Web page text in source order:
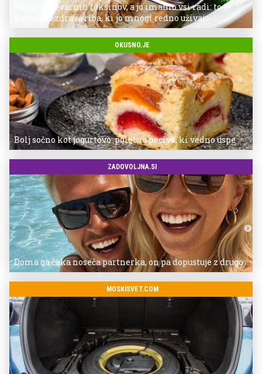
Polna je nevarnih toksinov, a jo imamo vsi radi: to je
najbolj nezdrava riba, ki jo mnogi redno uživajo
OKUSNO.JE
Bolj sočno kot jogurtovo: poletno pecivo, ki vedno uspe
ZADOVOLJNA.SI
Doma ga čaka noseča partnerka, on pa dopustuje z drugo
MOSKISVET.COM